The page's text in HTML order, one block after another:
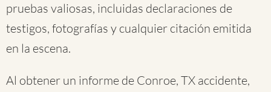
pruebas valiosas, incluidas declaraciones de
testigos, fotografías y cualquier citación emitida
en la escena.
Al obtener un informe de Conroe, TX accidente,